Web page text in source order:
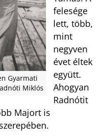
Gyarmati
Miklós
felesége
lett, több,
mint
negyven
évet éltek
együtt.
Ahogyan
Radnótit
Majort is